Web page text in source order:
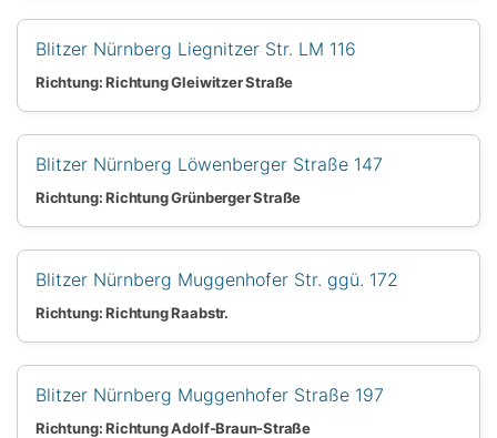
Blitzer Nürnberg Liegnitzer Str. LM 116
Richtung: Richtung Gleiwitzer Straße
Blitzer Nürnberg Löwenberger Straße 147
Richtung: Richtung Grünberger Straße
Blitzer Nürnberg Muggenhofer Str. ggü. 172
Richtung: Richtung Raabstr.
Blitzer Nürnberg Muggenhofer Straße 197
Richtung: Richtung Adolf-Braun-Straße